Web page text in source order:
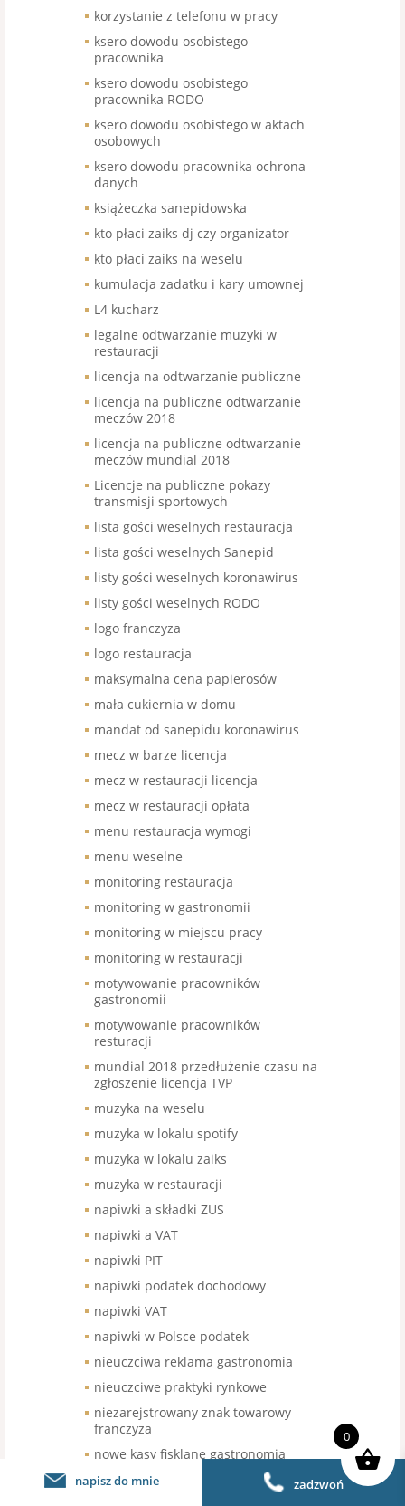
korzystanie z telefonu w pracy
ksero dowodu osobistego
pracownika
ksero dowodu osobistego
pracownika RODO
ksero dowodu osobistego w aktach
osobowych
ksero dowodu pracownika ochrona
danych
książeczka sanepidowska
kto płaci zaiks dj czy organizator
kto płaci zaiks na weselu
kumulacja zadatku i kary umownej
L4 kucharz
legalne odtwarzanie muzyki w
restauracji
licencja na odtwarzanie publiczne
licencja na publiczne odtwarzanie
meczów 2018
licencja na publiczne odtwarzanie
meczów mundial 2018
Licencje na publiczne pokazy
transmisji sportowych
lista gości weselnych restauracja
lista gości weselnych Sanepid
listy gości weselnych koronawirus
listy gości weselnych RODO
logo franczyza
logo restauracja
maksymalna cena papierosów
mała cukiernia w domu
mandat od sanepidu koronawirus
mecz w barze licencja
mecz w restauracji licencja
mecz w restauracji opłata
menu restauracja wymogi
menu weselne
monitoring restauracja
monitoring w gastronomii
monitoring w miejscu pracy
monitoring w restauracji
motywowanie pracowników
gastronomii
motywowanie pracowników
resturacji
mundial 2018 przedłużenie czasu na
zgłoszenie licencja TVP
muzyka na weselu
muzyka w lokalu spotify
muzyka w lokalu zaiks
muzyka w restauracji
napiwki a składki ZUS
napiwki a VAT
napiwki PIT
napiwki podatek dochodowy
napiwki VAT
napiwki w Polsce podatek
nieuczciwa reklama gastronomia
nieuczciwe praktyki rynkowe
niezarejstrowany znak towarowy
franczyza
nowe kasy fisklane gastronomia
Numer dowodu osobistego czy
napisz do mnie zadzwoń
0